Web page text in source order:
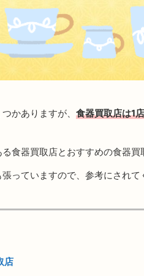
かありますが、 食器買取店は1
食器買取店とおすすめの食器買
っていますので、参考にされて
店